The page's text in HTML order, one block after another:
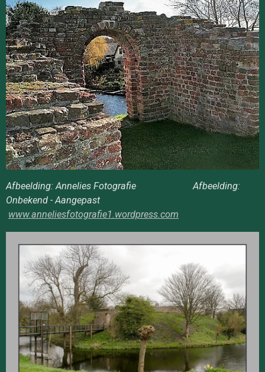
Afbeelding: Annelies Fotografie Afbeelding:
Onbekend - Aangepast
www.anneliesfotografie1.wordpress.com